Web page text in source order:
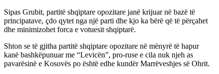
Sipas Grubit, partitë shqiptare opozitare janë krijuar në bazë të
principatave, çdo qytet nga një parti dhe kjo ka bërë që të përçahet
dhe minimizohet forca e votuesit shqiptarë.
Shton se të gjitha partitë shqiptare opozitare në mënyrë të hapur
kanë bashkëpunuar me “Levicën”, pro-ruse e cila nuk njeh as
pavarësinë e Kosovës po është edhe kundër Marrëveshjes së Ohrit.